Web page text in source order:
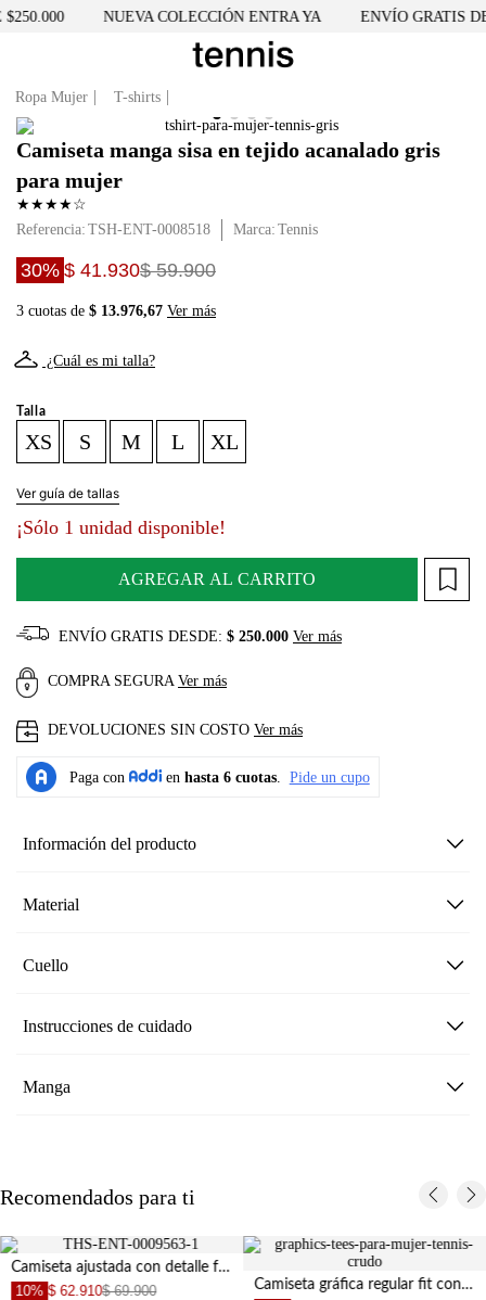
NUEVA COLECCIÓN ENTRA YA ENVÍO GRATIS
Ropa Mujer T-shirts
Camiseta manga sisa en tejido acanalado gris
para mujer
★★★★☆
Referencia: TSH-ENT-0008518 Tennis
30% $ 41.930$ 59.900
3 cuotas de $ 13.976,67 Ver más
¿Cuál es mi talla?
Talla
XS S M L XL
Ver guía de tallas
¡Sólo 1 unidad disponible!
AGREGAR AL CARRITO
ENVÍO GRATIS DESDE: $ 250.000 Ver más
COMPRA SEGURA Ver más
DEVOLUCIONES SIN COSTO Ver más
Información del producto
Material
Cuello
Instrucciones de cuidado
Manga
Recomendados para ti
Camiseta ajustada con detalle frontal en algodón rojo para mujer
10% $ 62.910$ 69.900 Camiseta gráfica regular fit con print Tequila en algodón blanco para mujer